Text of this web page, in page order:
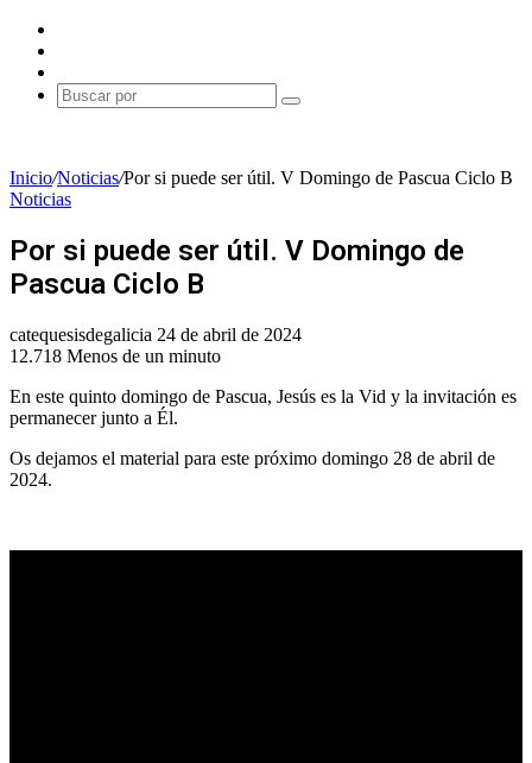
Buscar
Inicio/Noticias/Por si puede ser útil. V Domingo de Pascua Ciclo B
Noticias
Por si puede ser útil. V Domingo de
Pascua Ciclo B
catequesisdegalicia Send
an
24 de abril de 2024
12.718 Menos de un minuto
En este quinto domingo de Pascua, Jesús es la Vid y la invitación es
permanecer junto a Él.
Os dejamos el material para este próximo domingo 28 de abril de
2024.